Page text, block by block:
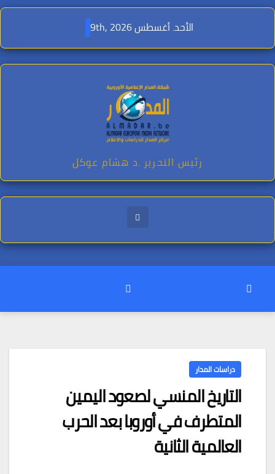
Skip
content
الأحد. أغسطس 9th, 2026
رئيس التحرير .د هشام عوكل
دراسات المدار
التاريخ المنسي لصعود اليمين
المتطرف في أوروبا بعد الحرب
العالمية الثانية